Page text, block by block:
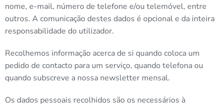
nome, e-mail, número de telefone e/ou telemóvel, entre
outros. A comunicação destes dados é opcional e da inteira
responsabilidade do utilizador.
Recolhemos informação acerca de si quando coloca um
pedido de contacto para um serviço, quando telefona ou
quando subscreve a nossa newsletter mensal.
Os dados pessoais recolhidos são os necessários à